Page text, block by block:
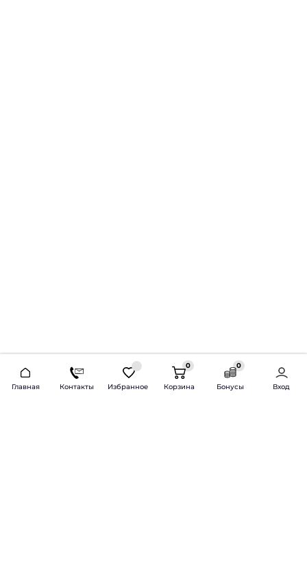
Главная Контакты Избранное
0
Корзина
0
Бонусы Вход
2026 © Продажа и установка автозвука.
Доставка по всей России и СНГ